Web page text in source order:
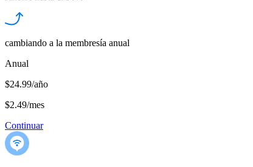
cambiando a la membresía anual
Anual
$24.99/año
$2.49/mes
Continuar